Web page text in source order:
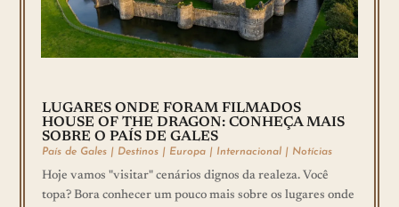
LUGARES ONDE FORAM FILMADOS
HOUSE OF THE DRAGON: CONHEÇA MAIS
SOBRE O PAÍS DE GALES
País de Gales | Destinos | Europa | Internacional | Notícias
Hoje vamos "visitar" cenários dignos da realeza. Você
topa? Bora conhecer um pouco mais sobre os lugares onde